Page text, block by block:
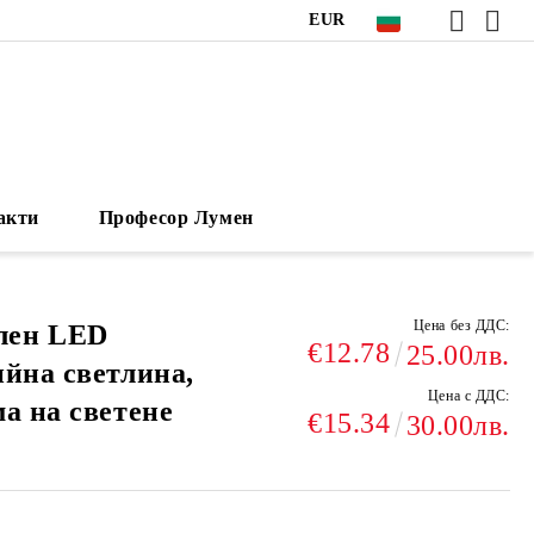
EUR
Професор Лумен
LED
светлина,
на светене
Цена без ДДС:
€12.78 25.00лв.
Цена с ДДС:
€15.34 30.00лв.